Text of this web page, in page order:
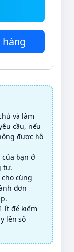
và làm
cầu, nếu
được hỗ
bạn ở
tư.
cùng
đơn
ít để kiểm
lên số